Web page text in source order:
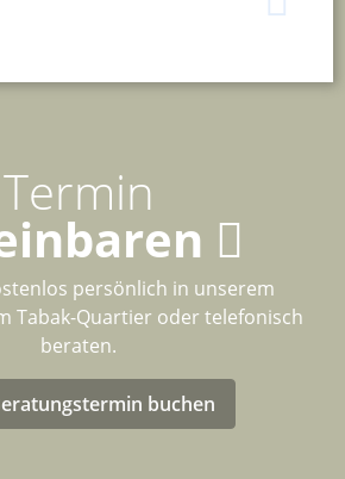
Termin
persönlich in unserem
Tabak-Quartier oder telefonisch
beraten.
buchen